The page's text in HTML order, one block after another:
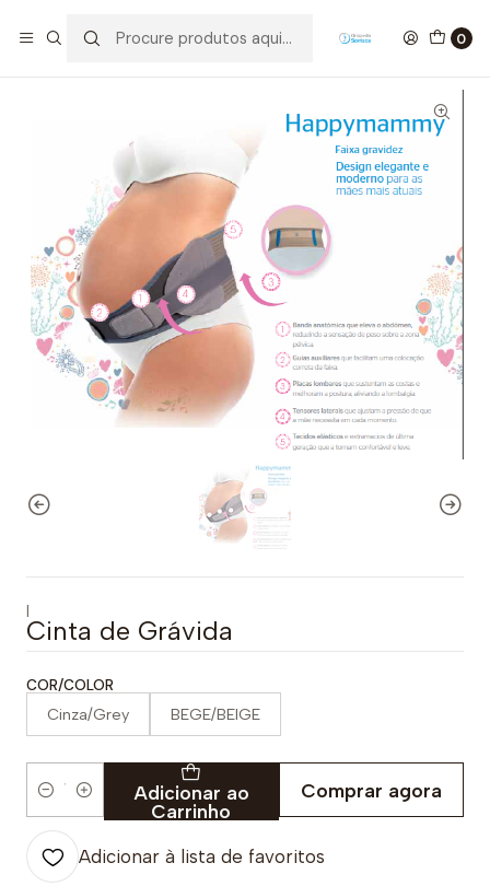
0
|
Cinta de Grávida
COR/COLOR
Cinza/Grey BEGE/BEIGE
Quantidade
Adicionar ao
Carrinho
Comprar agora
Adicionar à lista de favoritos